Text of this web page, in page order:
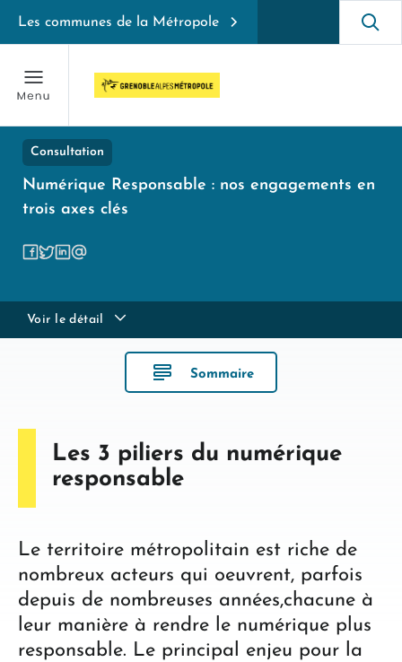
Les communes de la Métropole
Consultation
Numérique Responsable : nos engagements en
trois axes clés
Voir le détail
Sommaire
Les 3 piliers du numérique
responsable
Le territoire métropolitain est riche de
nombreux acteurs qui oeuvrent, parfois
depuis de nombreuses années,chacune à
leur manière à rendre le numérique plus
responsable. Le principal enjeu pour la